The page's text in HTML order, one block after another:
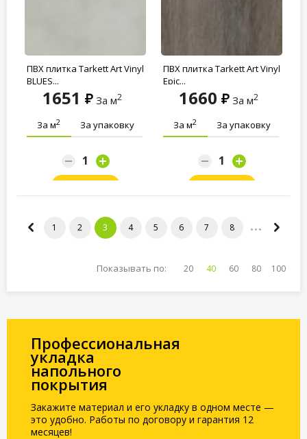
ПВХ плитка Tarkett Art Vinyl
BLUES...
1651 За м2
За м2 За упаковку
Заказать
ПВХ плитка Tarkett Art Vinyl
Epic...
1660 За м2
За м2 За упаковку
Заказать
1 2 3 4 5 6 7 8
Показывать по: 20 40 60 80 100
Профессиональная
укладка
напольного
покрытия
Закажите материал и его укладку в одном месте —
это удобно. Работы по договору и гарантия 12
месяцев!